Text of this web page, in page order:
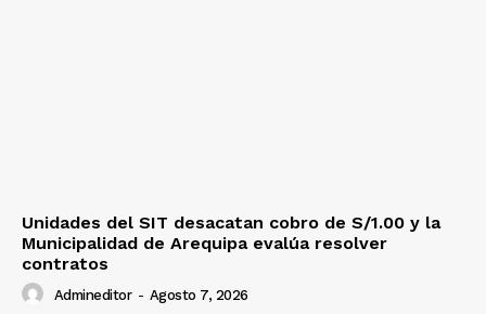
Unidades del SIT desacatan cobro de S/1.00 y la
Municipalidad de Arequipa evalúa resolver
contratos
Admineditor - Agosto 7, 2026